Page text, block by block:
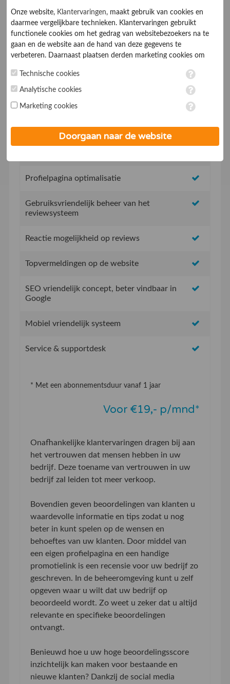
Geen opstartkosten
Social Media integratie om uw reviews te delen
Uw eigen review promotie link
Profielpagina optimalisatie
Gebruiksvriendelijk beheer van het
reviewsysteem
Reactie mogelijkheid op reviews
Topvermeldingen op de website
SEO vriendelijk concept, beter vindbaar in
Google
Mobiel vriendelijk systeem
Service & supportdesk
* Met een abonnementsduur vanaf 1 jaar
Voor €19,- p/mnd*
Onafhankelijke klantervaringen dragen bij aan
het vertrouwen dat mensen hebben in uw
bedrijf. Deze toename van vertrouwen in uw
bedrijf zal leiden tot meer verkoop.
Bovendien geven beoordelingen van klanten u
waardevolle informatie en tips zodat u nog
beter in kunt spelen op de wensen en
behoeftes van uw klanten. Door middel van
een eigen profielpagina en een handige
promotielink is een recensie voor uw bedrijf zo
geschreven. In de beheeromgeving kunt u zelf
opgeven waar u wilt dat uw bedrijf op
beoordeeld wordt. Zo weet u zeker dat u altijd
relevante en specifieke beoordelingen
ontvangt.
Benieuwd hoe u uw hoge beoordelingsscore
inzichtelijk kan maken voor bestaande en
nieuwe klanten? Dankzij de social media
Onze website, Klantervaringen, maakt gebruik van cookies en
daarmee vergelijkbare technieken. Klantervaringen gebruikt
functionele cookies om het gedrag van websitebezoekers na te
gaan en de website aan de hand van deze gegevens te
verbeteren. Daarnaast plaatsen derden marketing cookies om
marketing cookies worden persoonsgegevens verwerkt. Je geeft
toestemming voor deze verwerking wanneer je hieronder een
op ieder moment aanpassen in de
. Lees voor meer
Technische cookies
Analytische cookies
Marketing cookies
Doorgaan naar de website